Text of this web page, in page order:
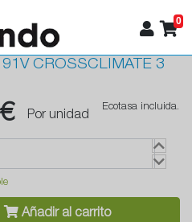
0
CROSSCLIMATE 3
Por unidad
Ecotasa incluida.
Añadir al carrito